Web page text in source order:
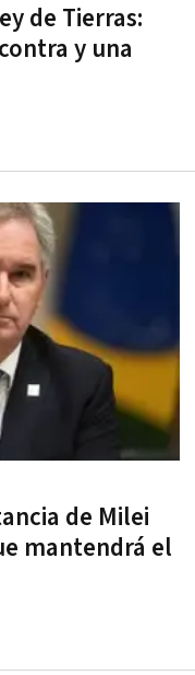
de Tierras:
y una
de Milei
mantendrá el